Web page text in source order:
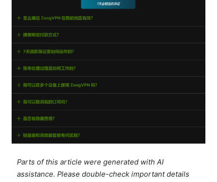
Parts of this article were generated with AI
assistance. Please double-check important details